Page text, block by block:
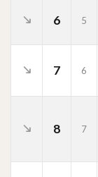
6 5
7
6
8 7